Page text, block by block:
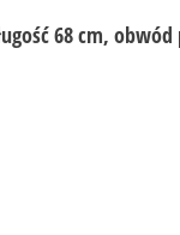
68 cm, obwód